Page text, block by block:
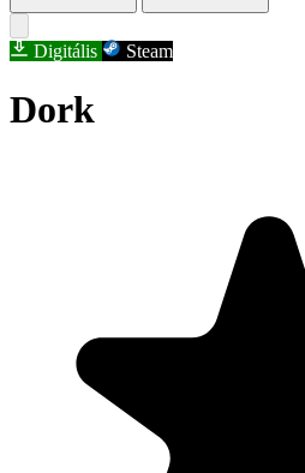
Digitális Steam
Dork